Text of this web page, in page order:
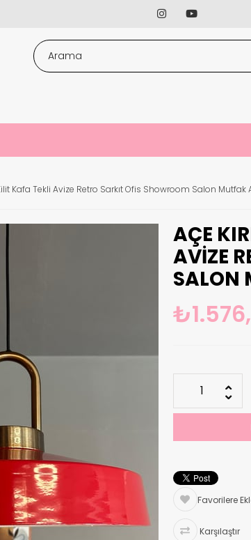
Kafa Tekli Avize Retro Sarkıt Ofis Showroom Salon Mutfak
AÇE
AVIZE
SALON
Favorilere
Karşılaştır